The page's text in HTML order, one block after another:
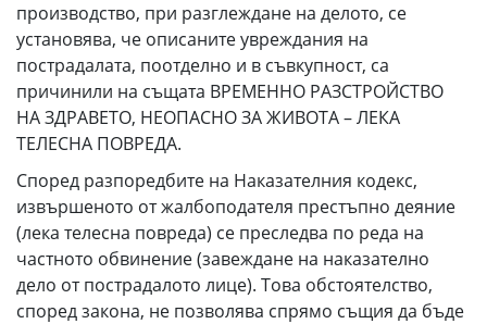
производство, при разглеждане на делото, се
установява, че описаните увреждания на
пострадалата, поотделно и в съвкупност, са
причинили на същата ВРЕМЕННО РАЗСТРОЙСТВО
НА ЗДРАВЕТО, НЕОПАСНО ЗА ЖИВОТА – ЛЕКА
ТЕЛЕСНА ПОВРЕДА.
Според разпоредбите на Наказателния кодекс,
извършеното от жалбоподателя престъпно деяние
(лека телесна повреда) се преследва по реда на
частното обвинение (завеждане на наказателно
дело от пострадалото лице). Това обстоятелство,
според закона, не позволява спрямо същия да бъде